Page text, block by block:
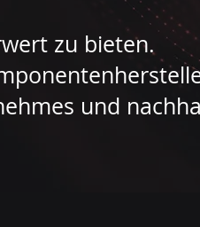
zu bieten.
und